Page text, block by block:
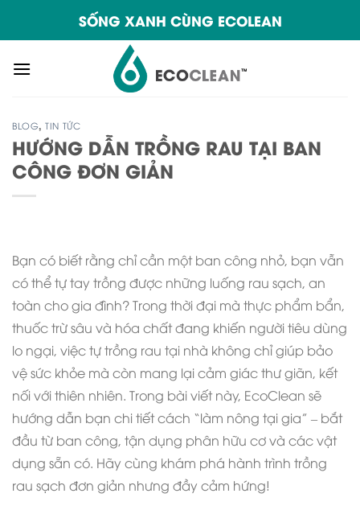
SỐNG XANH CÙNG ECOLEAN
BLOG,TIN TỨC
HƯỚNG DẪN TRỒNG RAU TẠI BAN
CÔNG ĐƠN GIẢN
Bạn có biết rằng chỉ cần một ban công nhỏ, bạn vẫn
có thể tự tay trồng được những luống rau sạch, an
toàn cho gia đình? Trong thời đại mà thực phẩm bẩn,
thuốc trừ sâu và hóa chất đang khiến người tiêu dùng
lo ngại, việc tự trồng rau tại nhà không chỉ giúp bảo
vệ sức khỏe mà còn mang lại cảm giác thư giãn, kết
nối với thiên nhiên. Trong bài viết này, EcoClean sẽ
hướng dẫn bạn chi tiết cách “làm nông tại gia” – bắt
đầu từ ban công, tận dụng phân hữu cơ và các vật
dụng sẵn có. Hãy cùng khám phá hành trình trồng
rau sạch đơn giản nhưng đầy cảm hứng!